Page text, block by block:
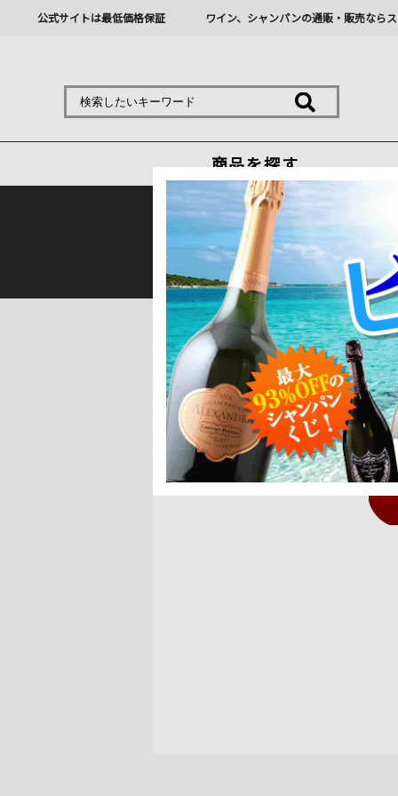
公式サイトは最低価格保証 ワイン、シャンパンの通販・販売なら
商品を探す
熊本地震の影響により
トップ ＞ワインショップソムリエの特集